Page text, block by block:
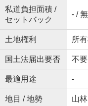
私道負担面積 /
セットバック
- / 無
土地権利 所
国土法届出要否 不要
最適用途 -
地目 / 地勢 山